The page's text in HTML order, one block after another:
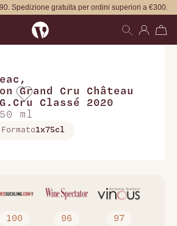
Spedizione gratuita per ordini superiori a €300.
,
Grand Cru Château
Classé 2020
ml
Formato1x75cl
100 96 97